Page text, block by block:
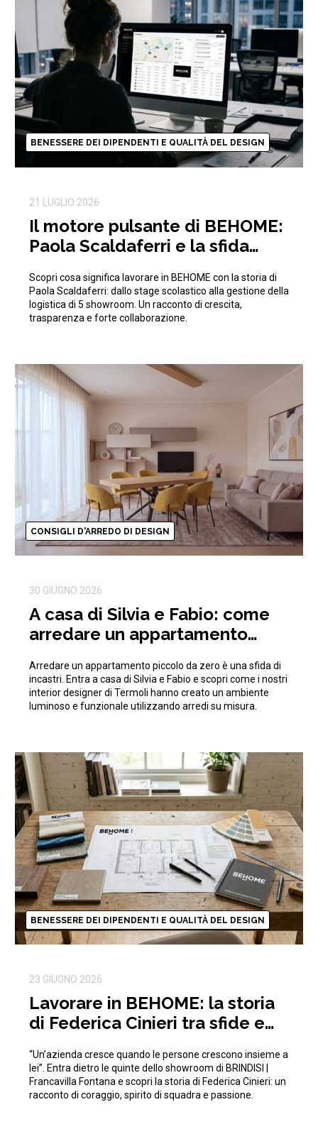
BENESSERE DEI DIPENDENTI E QUALITÀ DEL DESIGN
21 LUGLIO 2026
Il motore pulsante di BEHOME:
Paola Scaldaferri e la sfida
Scopri cosa significa lavorare in BEHOME con la storia di
Paola Scaldaferri: dallo stage scolastico alla gestione della
logistica di 5 showroom. Un racconto di crescita,
trasparenza e forte collaborazione.
CONSIGLI D'ARREDO DI DESIGN
30 GIUGNO 2026
A casa di Silvia e Fabio: come
arredare un appartamento
gli spazi
Arredare un appartamento piccolo da zero è una sfida di
incastri. Entra a casa di Silvia e Fabio e scopri come i nostri
interior designer di Termoli hanno creato un ambiente
luminoso e funzionale utilizzando arredi su misura.
BENESSERE DEI DIPENDENTI E QUALITÀ DEL DESIGN
23 GIUGNO 2026
Lavorare in BEHOME: la storia
di Federica Cinieri tra sfide e
“Un’azienda cresce quando le persone crescono insieme a
lei”. Entra dietro le quinte dello showroom di BRINDISI |
Francavilla Fontana e scopri la storia di Federica Cinieri: un
racconto di coraggio, spirito di squadra e passione.